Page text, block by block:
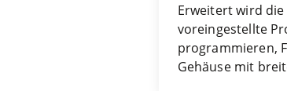
Erweitert wird
voreingestellte
programmieren,
Gehäuse mit